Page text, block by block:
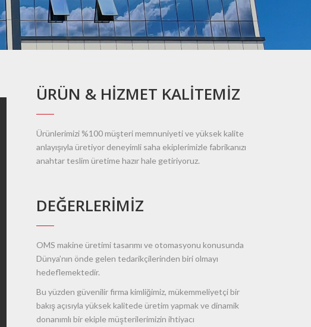
ÜRÜN & HIZMET KALITEMIZ
Ürünlerimizi %100 müşteri memnuniyeti ve yüksek kalite
anlayışıyla üretiyor deneyimli saha ekiplerimizle fabrikanızı
anahtar teslim üretime hazır hale getiriyoruz.
DEĞERLERIMIZ
OMS makine üretimi tasarımı ve otomasyonu konusunda
Dünya’nın önde gelen tedarikçilerinden biri olmayı
hedeflemektedir.
Bu yüzden güvenilir firma kimliğimiz, mükemmeliyetçi bir
bakış açısıyla yüksek kalitede üretim yapmak ve dinamik
donanımlı bir ekiple müşterilerimizin ihtiyacı